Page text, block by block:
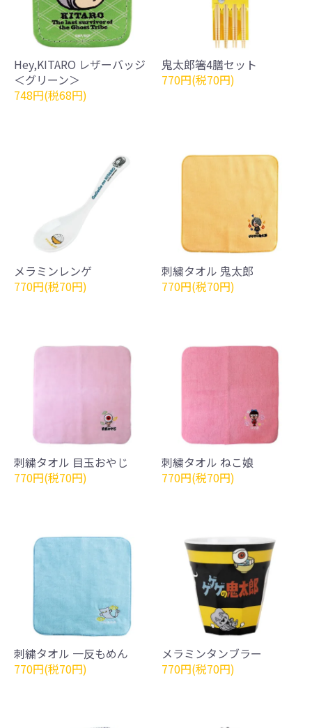
Hey,KITARO レザーバッジ
＜グリーン＞
748円(税68円)
鬼太郎箸4膳セット
770円(税70円)
メラミンレンゲ
770円(税70円)
刺繍タオル 鬼太郎
770円(税70円)
刺繍タオル 目玉おやじ
770円(税70円)
刺繍タオル ねこ娘
770円(税70円)
刺繍タオル 一反もめん
770円(税70円)
メラミンタンブラー
770円(税70円)